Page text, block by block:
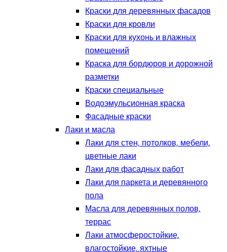
Краски для деревянных фасадов
Краски для кровли
Краски для кухонь и влажных
помещений
Краска для бордюров и дорожной
разметки
Краски специальные
Водоэмульсионная краска
Фасадные краски
Лаки и масла
Лаки для стен, потолков, мебели,
цветные лаки
Лаки для фасадных работ
Лаки для паркета и деревянного
пола
Масла для деревянных полов,
террас
Лаки атмосферостойкие,
влагостойкие, яхтные